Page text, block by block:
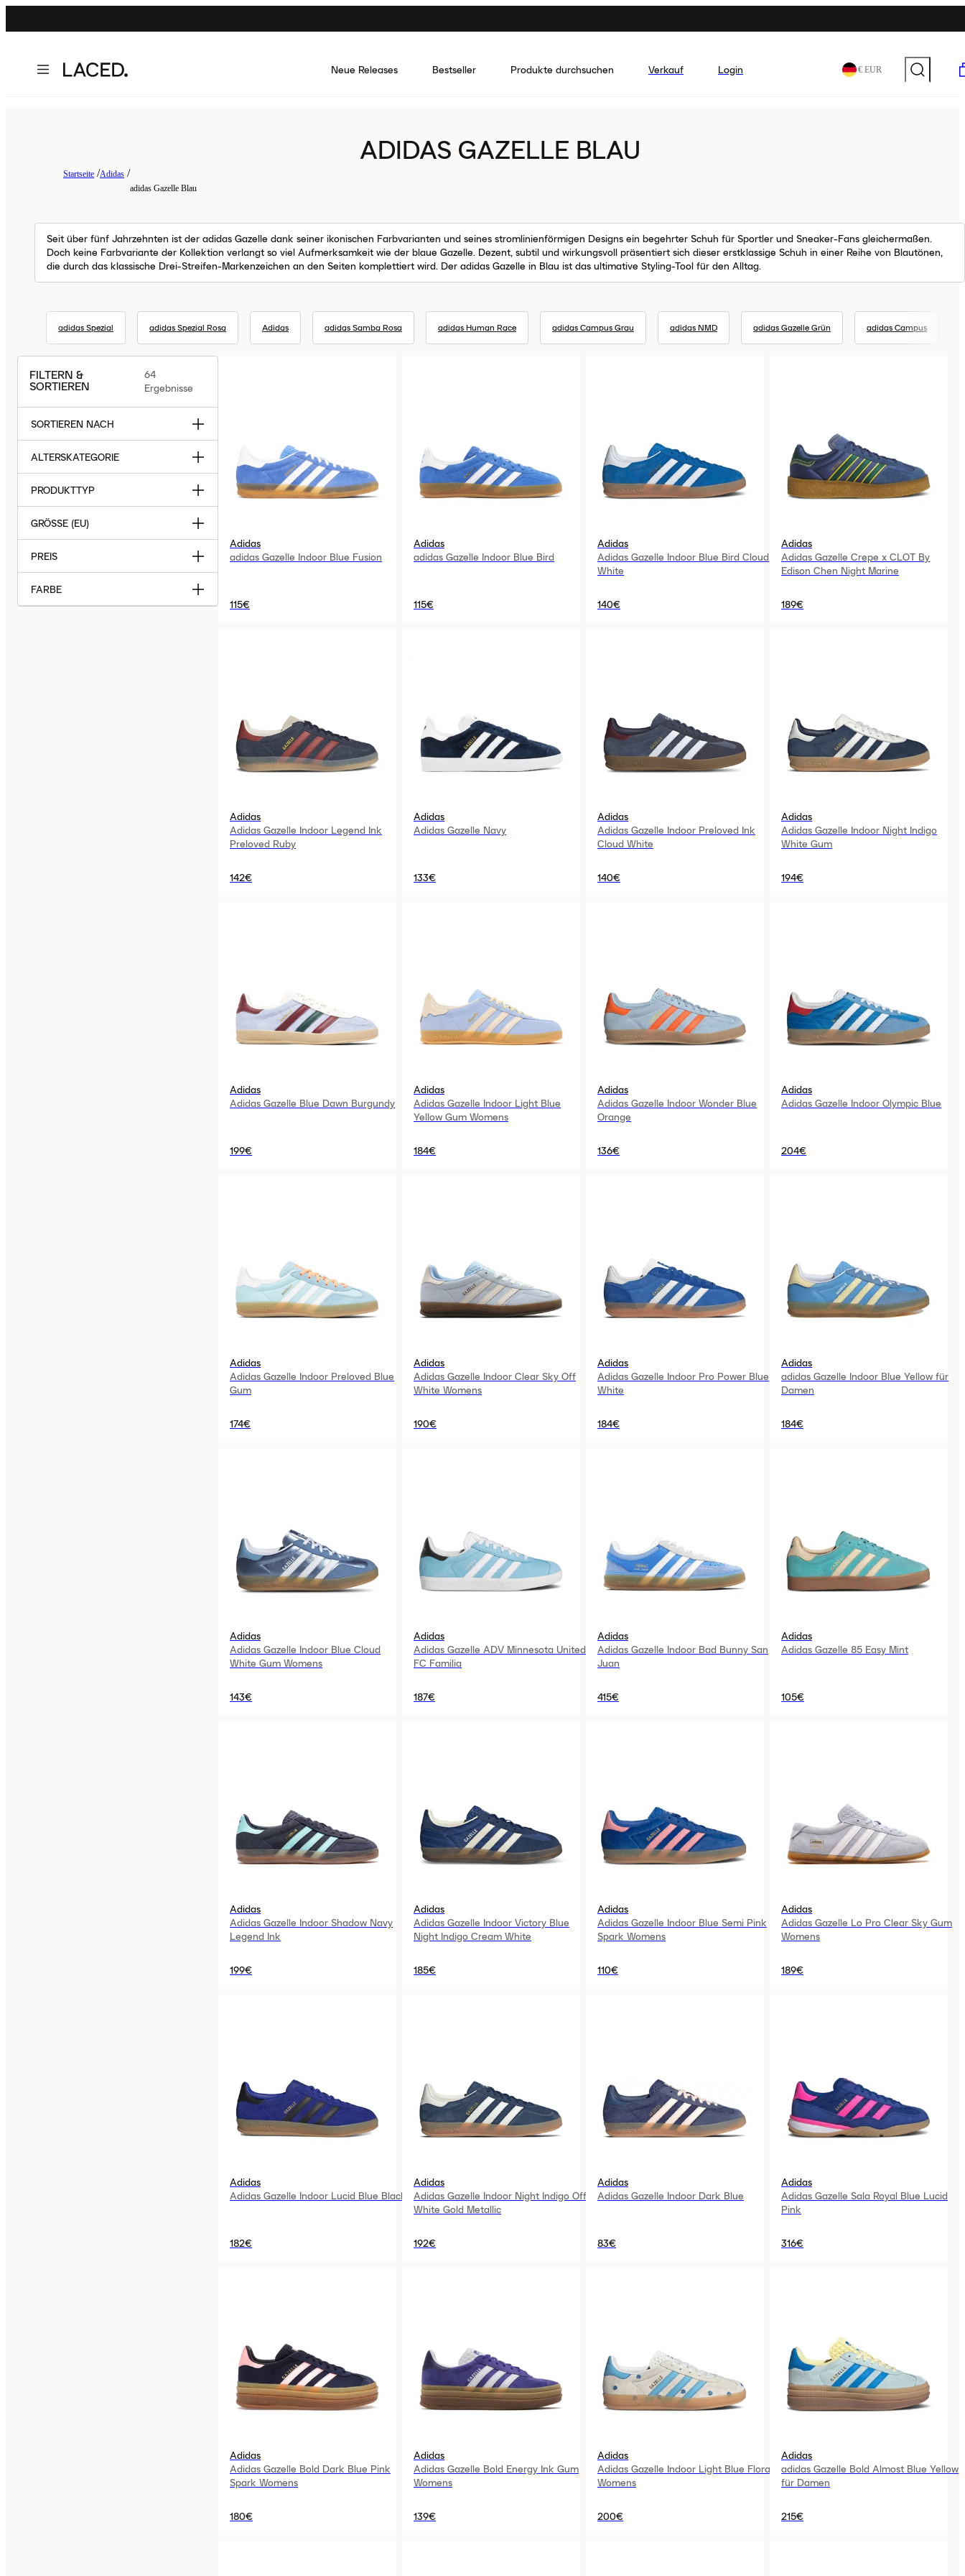
Neue Releases Bestseller Produkte durchsuchen Verkauf Login € EUR
ADIDAS GAZELLE BLAU
Startseite Adidas
adidas Gazelle Blau
Seit über fünf Jahrzehnten ist der adidas Gazelle dank seiner ikonischen Farbvarianten und seines stromlinienförmigen Designs ein begehrter Schuh für Sportler und Sneaker-Fans gleichermaßen.
Doch keine Farbvariante der Kollektion verlangt so viel Aufmerksamkeit wie der blaue Gazelle. Dezent, subtil und wirkungsvoll präsentiert sich dieser erstklassige Schuh in einer Reihe von Blautönen,
die durch das klassische Drei-Streifen-Markenzeichen an den Seiten komplettiert wird. Der adidas Gazelle in Blau ist das ultimative Styling-Tool für den Alltag.
adidas Spezial adidas Spezial Rosa Adidas adidas Samba Rosa adidas Human Race adidas Campus Grau adidas NMD adidas Gazelle Grün adidas Campus
FILTERN &
SORTIEREN
64
Ergebnisse
SORTIEREN NACH
ALTERSKATEGORIE
PRODUKTTYP
GRÖSSE (EU)
PREIS
FARBE
Adidas
adidas Gazelle Indoor Blue Fusion
115€
Adidas
adidas Gazelle Indoor Blue Bird
115€
Adidas
Adidas Gazelle Indoor Blue Bird Cloud
White
140€
Adidas
Adidas Gazelle Crepe x CLOT By
Edison Chen Night Marine
189€
Adidas
Adidas Gazelle Indoor Legend Ink
Preloved Ruby
142€
Adidas
Adidas Gazelle Navy
133€
Adidas
Adidas Gazelle Indoor Preloved Ink
Cloud White
140€
Adidas
Adidas Gazelle Indoor Night Indigo
White Gum
194€
Adidas
Adidas Gazelle Blue Dawn Burgundy
199€
Adidas
Adidas Gazelle Indoor Light Blue
Yellow Gum Womens
184€
Adidas
Adidas Gazelle Indoor Wonder Blue
Orange
136€
Adidas
Adidas Gazelle Indoor Olympic Blue
204€
Adidas
Adidas Gazelle Indoor Preloved Blue
Gum
174€
Adidas
Adidas Gazelle Indoor Clear Sky Off
White Womens
190€
Adidas
Adidas Gazelle Indoor Pro Power Blue
White
184€
Adidas
adidas Gazelle Indoor Blue Yellow für
Damen
184€
Adidas
Adidas Gazelle Indoor Blue Cloud
White Gum Womens
143€
Adidas
Adidas Gazelle ADV Minnesota United
FC Familia
187€
Adidas
Adidas Gazelle Indoor Bad Bunny San
Juan
415€
Adidas
Adidas Gazelle 85 Easy Mint
105€
Adidas
Adidas Gazelle Indoor Shadow Navy
Legend Ink
199€
Adidas
Adidas Gazelle Indoor Victory Blue
Night Indigo Cream White
185€
Adidas
Adidas Gazelle Indoor Blue Semi Pink
Spark Womens
110€
Adidas
Adidas Gazelle Lo Pro Clear Sky Gum
Womens
189€
Adidas
Adidas Gazelle Indoor Lucid Blue Black
182€
Adidas
Adidas Gazelle Indoor Night Indigo Off
White Gold Metallic
192€
Adidas
Adidas Gazelle Indoor Dark Blue
83€
Adidas
Adidas Gazelle Sala Royal Blue Lucid
Pink
316€
Adidas
Adidas Gazelle Bold Dark Blue Pink
Spark Womens
180€
Adidas
Adidas Gazelle Bold Energy Ink Gum
Womens
139€
Adidas
Adidas Gazelle Indoor Light Blue Floral
Womens
200€
Adidas
adidas Gazelle Bold Almost Blue Yellow
für Damen
215€